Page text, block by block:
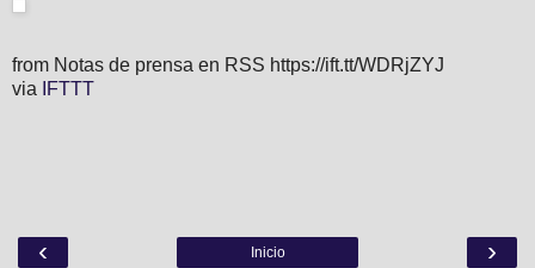
from Notas de prensa en RSS https://ift.tt/WDRjZYJ
via
IFTTT
‹ ›
Inicio